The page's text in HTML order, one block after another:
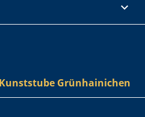

Grünhainichen